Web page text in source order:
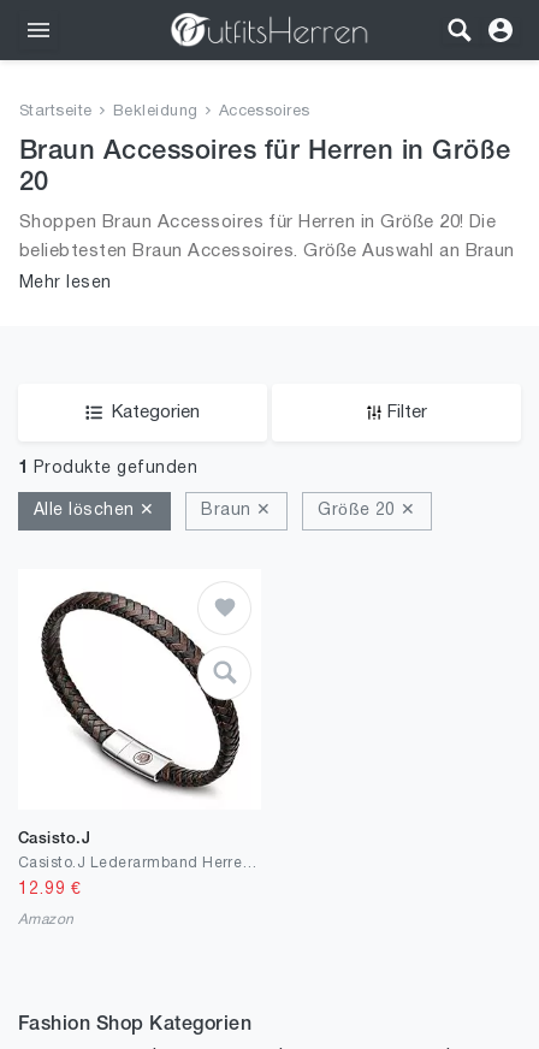
Bekleidung
Schuhe
Startseite Bekleidung Accessoires
Braun Accessoires für Herren in Größe
20
Shoppen Braun Accessoires für Herren in Größe 20! Die
beliebtesten Braun Accessoires. Größe Auswahl an Braun
Accessoires in Größe 20 und alle Trends aus 2026 für
Mehr lesen
Kategorien Filter
1 Produkte gefunden
Alle löschen ✕ Braun ✕ Größe 20 ✕
Casisto.J
12.99 €
Amazon
Fashion Shop Kategorien